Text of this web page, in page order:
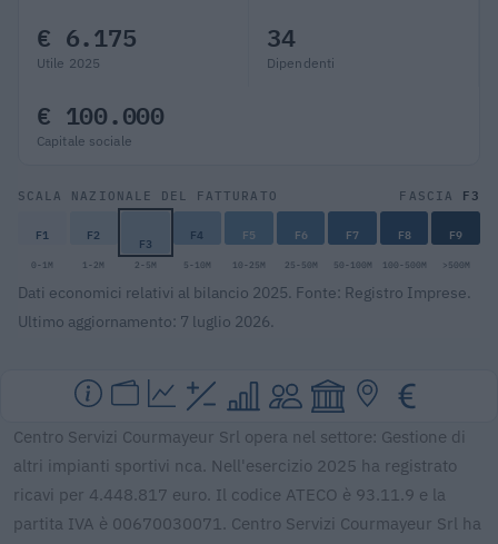
€ 6.175
Utile 2025
34
Dipendenti
€ 100.000
Capitale sociale
SCALA NAZIONALE DEL FATTURATO FASCIA F3
F1 F2 F3 F4 F5 F6 F7 F8 F9
0-1M 1-2M 2-5M 5-10M 10-25M 25-50M 50-100M 100-500M >500M
Dati economici relativi al bilancio 2025. Fonte: Registro Imprese.
Ultimo aggiornamento: 7 luglio 2026.
Centro Servizi Courmayeur Srl opera nel settore: Gestione di
altri impianti sportivi nca. Nell'esercizio 2025 ha registrato
ricavi per 4.448.817 euro. Il codice ATECO è 93.11.9 e la
partita IVA è 00670030071. Centro Servizi Courmayeur Srl ha